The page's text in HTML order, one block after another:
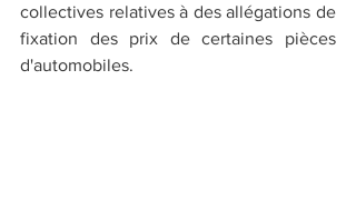
collectives relatives à des allégations de
fixation des prix de certaines pièces
d'automobiles.